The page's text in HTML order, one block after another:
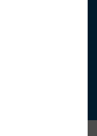
auf